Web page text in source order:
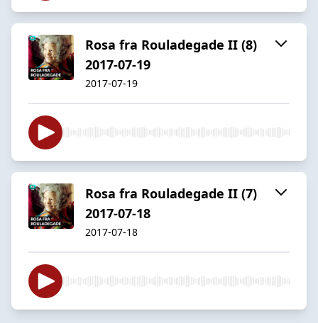
Rosa fra Rouladegade II (8)
2017-07-19
2017-07-19
Rosa fra Rouladegade II (7)
2017-07-18
2017-07-18